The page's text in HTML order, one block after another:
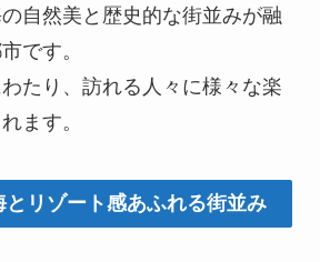
自然美と歴史的な街並みが融
です。
たり、訪れる人々に様々な楽
ます。
とリゾート感あふれる街並み